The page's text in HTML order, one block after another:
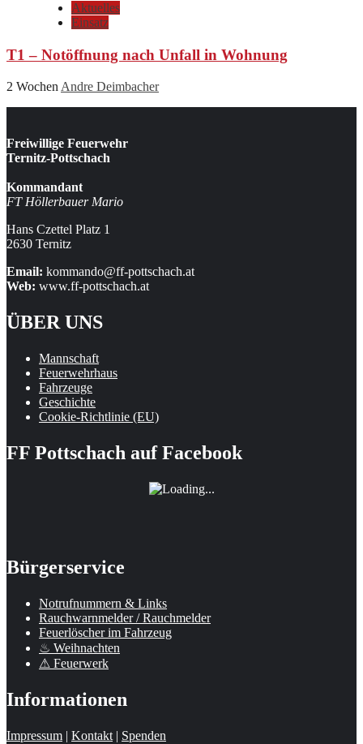
Aktuelles
Einsatz
T1 – Notöffnung nach Unfall in Wohnung
2 WochenAndre Deimbacher
Freiwillige Feuerwehr
Ternitz-Pottschach
Kommandant
FT Höllerbauer Mario
Hans Czettel Platz 1
2630 Ternitz
Email: kommando@ff-pottschach.at
Web: www.ff-pottschach.at
ÜBER UNS
Mannschaft
Feuerwehrhaus
Fahrzeuge
Geschichte
Cookie-Richtlinie (EU)
FF Pottschach auf Facebook
Bürgerservice
Notrufnummern & Links
Rauchwarnmelder / Rauchmelder
Feuerlöscher im Fahrzeug
♨ Weihnachten
⚠ Feuerwerk
Informationen
Impressum | Kontakt | Spenden